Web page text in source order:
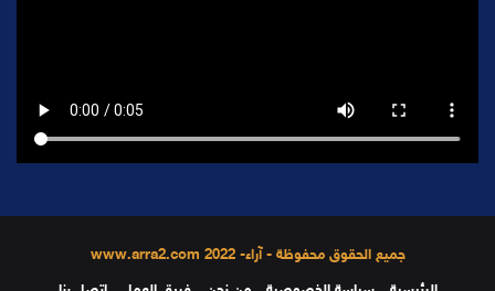
جميع الحقوق محفوظة - آراء- 2022 www.arra2.com